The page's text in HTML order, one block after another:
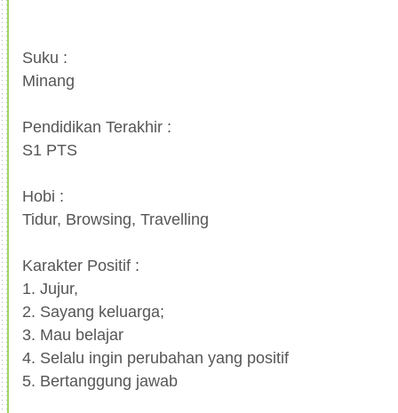
Suku :
Minang
Pendidikan Terakhir :
S1 PTS
Hobi :
Tidur, Browsing, Travelling
Karakter Positif :
1. Jujur,
2. Sayang keluarga;
3. Mau belajar
4. Selalu ingin perubahan yang positif
5. Bertanggung jawab